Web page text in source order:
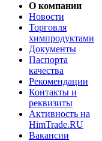
О компании
Новости
Торговля
химпродуктами
Документы
Паспорта
качества
Рекомендации
Контакты и
реквизиты
Активность на
HimTrade.RU
Вакансии